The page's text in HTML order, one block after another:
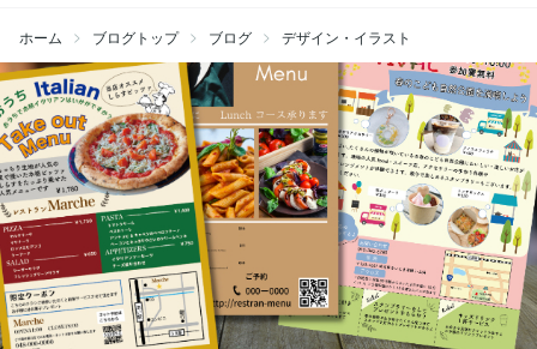
ホーム ブログトップ ブログ デザイン・イラスト